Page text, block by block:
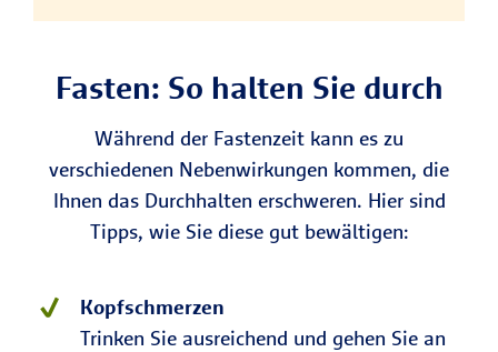
Fasten: So halten Sie durch
Während der Fastenzeit kann es zu
verschiedenen Nebenwirkungen kommen, die
Ihnen das Durchhalten erschweren. Hier sind
Tipps, wie Sie diese gut bewältigen:
Kopfschmerzen
Trinken Sie ausreichend und gehen Sie an